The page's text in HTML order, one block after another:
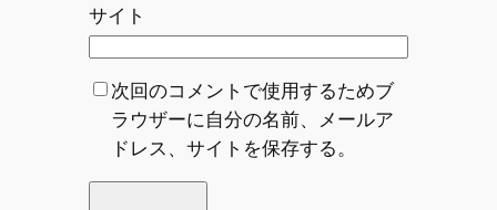
サイト
次回のコメントで使用するためブ
ラウザーに自分の名前、メールア
ドレス、サイトを保存する。